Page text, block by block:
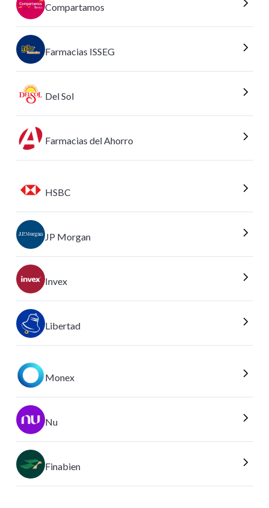
Compartamos
Farmacias ISSEG
Del Sol
Farmacias del Ahorro
HSBC
JP Morgan
Invex
Libertad
Monex
Nu
Finabien